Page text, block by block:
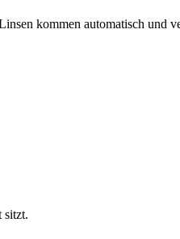
kommen automatisch und
sitzt.